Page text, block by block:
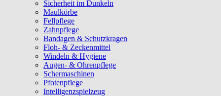
Sicherheit im Dunkeln
Maulkörbe
Fellpflege
Zahnpflege
Bandagen & Schutzkragen
Floh- & Zeckenmittel
Windeln & Hygiene
Augen- & Ohrenpflege
Schermaschinen
Pfotenpflege
Intelligenzspielzeug